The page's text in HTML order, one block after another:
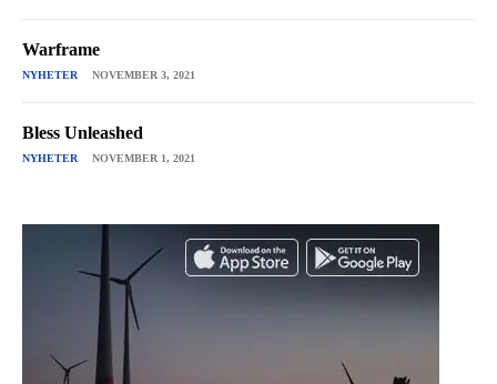
Warframe
NYHETER NOVEMBER 3, 2021
Bless Unleashed
NYHETER NOVEMBER 1, 2021